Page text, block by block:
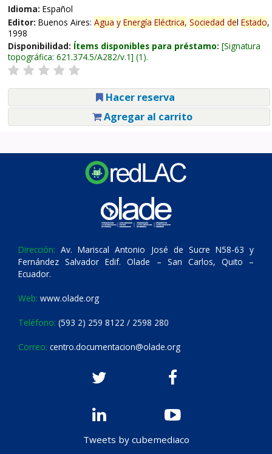
Idioma: Español
Editor: Buenos Aires: Agua y Energía Eléctrica, Sociedad del Estado,
1998
Disponibilidad: Ítems disponibles para préstamo: Signatura
topográfica: 621.374.5/A282/v.1 (1).
Hacer reserva
Agregar al carrito
Dirección: Av. Mariscal Antonio José de Sucre N58-63 y
Fernández Salvador Edif. Olade – San Carlos, Quito –
Ecuador.
Web: www.olade.org
Teléfono: (593 2) 259 8122 / 2598 280
Correo: centro.documentacion@olade.org
Tweets by cubemediaco